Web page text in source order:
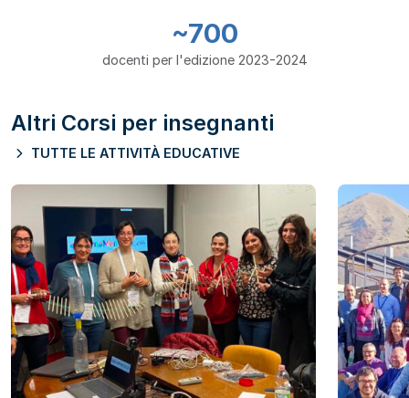
~700
docenti per l'edizione 2023-2024
Altri Corsi per insegnanti
TUTTE LE ATTIVITÀ EDUCATIVE